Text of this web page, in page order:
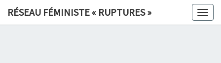
RÉSEAU FÉMINISTE « RUPTURES »